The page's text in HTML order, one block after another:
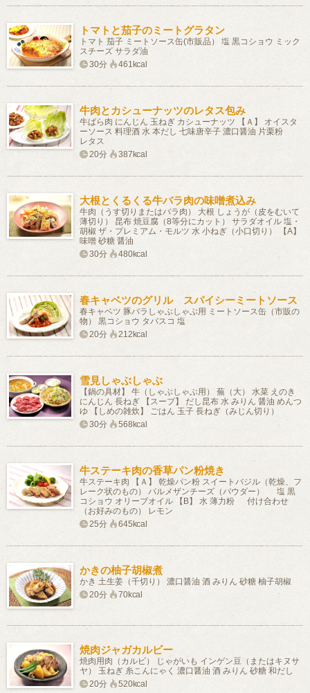
トマトと茄子のミートグラタン
トマト 茄子 ミートソース缶(市販品） 塩 黒コショウ ミック
スチーズ サラダ油
30分
461kcal
牛肉とカシューナッツのレタス包み
牛ばら肉 にんじん 玉ねぎ カシューナッツ 【Ａ】 オイスタ
ーソース 料理酒 水 本だし 七味唐辛子 濃口醤油 片栗粉
レタス
20分
387kcal
大根とくるくる牛バラ肉の味噌煮込み
牛肉（うす切りまたはバラ肉） 大根 しょうが（皮をむいて
薄切り） 昆布 焼豆腐（8等分にカット） サラダオイル 塩・
胡椒 ザ・プレミアム・モルツ 水 小ねぎ（小口切り） 【A】
味噌 砂糖 醤油
30分
480kcal
春キャベツのグリル スパイシーミートソース
春キャベツ 豚バラしゃぶしゃぶ用 ミートソース缶（市販の
物） 黒コショウ タバスコ 塩
20分
212kcal
雪見しゃぶしゃぶ
【鍋の具材】 牛（しゃぶしゃぶ用） 蕪（大） 水菜 えのき
にんじん 長ねぎ 【スープ】 だし昆布 水 みりん 醤油 めんつ
ゆ 【しめの雑炊】 ごはん 玉子 長ねぎ（みじん切り）
30分
568kcal
牛ステーキ肉の香草パン粉焼き
牛ステーキ肉 【Ａ】 乾燥パン粉 スイートバジル（乾燥、フ
レーク状のもの） パルメザンチーズ（パウダー） 塩 黒
コショウ オリーブオイル 【B】 水 薄力粉 付け合わせ
（お好みのもの） レモン
25分
645kcal
かきの柚子胡椒煮
かき 土生姜（千切り） 濃口醤油 酒 みりん 砂糖 柚子胡椒
20分
70kcal
焼肉ジャガカルビー
焼肉用肉（カルビ） じゃがいも インゲン豆（またはキヌサ
ヤ） 玉ねぎ 糸こんにゃく 濃口醤油 酒 みりん 砂糖 和だし
20分
520kcal